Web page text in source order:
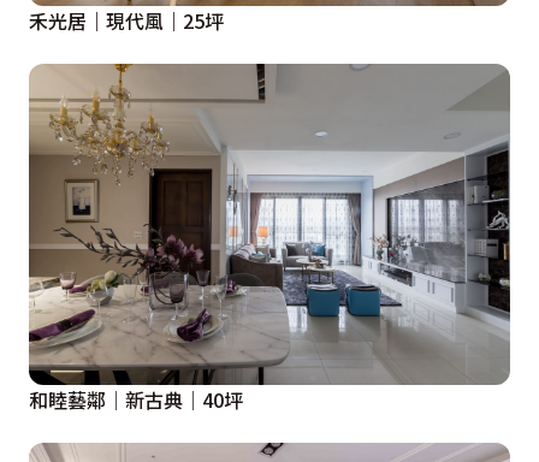
禾光居｜現代風｜25坪
和睦藝鄰│新古典│40坪